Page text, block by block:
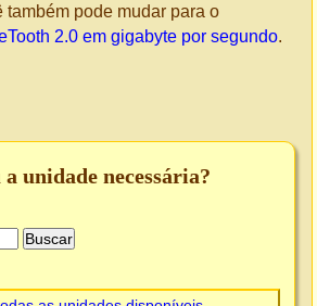
também pode mudar para o
2.0 em gigabyte por segundo.
unidade necessária?